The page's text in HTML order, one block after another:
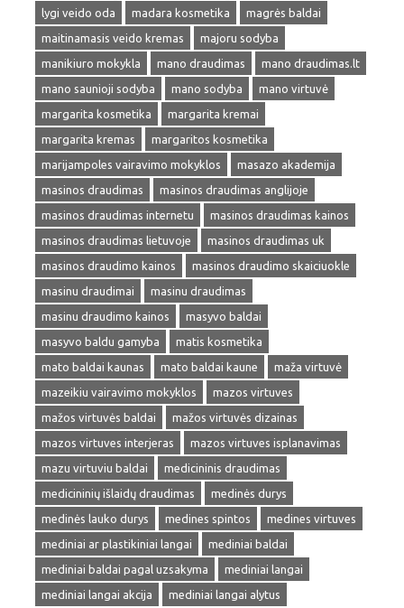
lygi veido oda
madara kosmetika
magrės baldai
maitinamasis veido kremas
majoru sodyba
manikiuro mokykla
mano draudimas
mano draudimas.lt
mano saunioji sodyba
mano sodyba
mano virtuvė
margarita kosmetika
margarita kremai
margarita kremas
margaritos kosmetika
marijampoles vairavimo mokyklos
masazo akademija
masinos draudimas
masinos draudimas anglijoje
masinos draudimas internetu
masinos draudimas kainos
masinos draudimas lietuvoje
masinos draudimas uk
masinos draudimo kainos
masinos draudimo skaiciuokle
masinu draudimai
masinu draudimas
masinu draudimo kainos
masyvo baldai
masyvo baldu gamyba
matis kosmetika
mato baldai kaunas
mato baldai kaune
maža virtuvė
mazeikiu vairavimo mokyklos
mazos virtuves
mažos virtuvės baldai
mažos virtuvės dizainas
mazos virtuves interjeras
mazos virtuves isplanavimas
mazu virtuviu baldai
medicininis draudimas
medicininių išlaidų draudimas
medinės durys
medinės lauko durys
medines spintos
medines virtuves
mediniai ar plastikiniai langai
mediniai baldai
mediniai baldai pagal uzsakyma
mediniai langai
mediniai langai akcija
mediniai langai alytus